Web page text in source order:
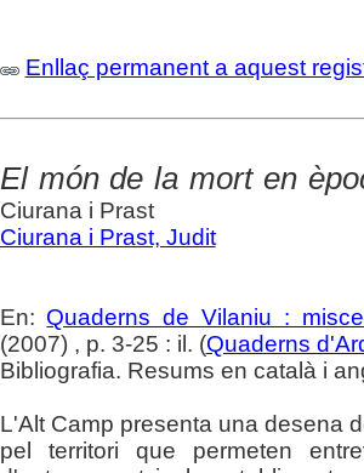
Enllaç permanent a aquest
El món de la mort en
Ciurana i Prast
Ciurana i Prast, Judit
En: Quaderns de Vilaniu :
(2007) , p. 3-25 : il. (Quaderns
Bibliografia. Resums en català i
L'Alt Camp presenta una desena
pel territori que permeten